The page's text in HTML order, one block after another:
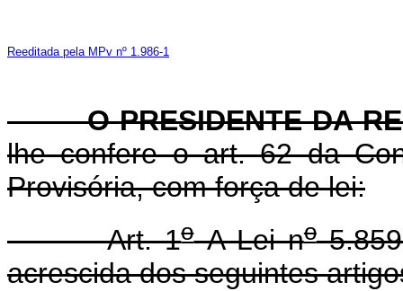
Reeditada pela MPv nº 1.986-1
O PRESIDENTE DA
lhe confere o art. 62 da
Provisória, com força de lei:
Art. 1oA Lei no
acrescida dos seguintes